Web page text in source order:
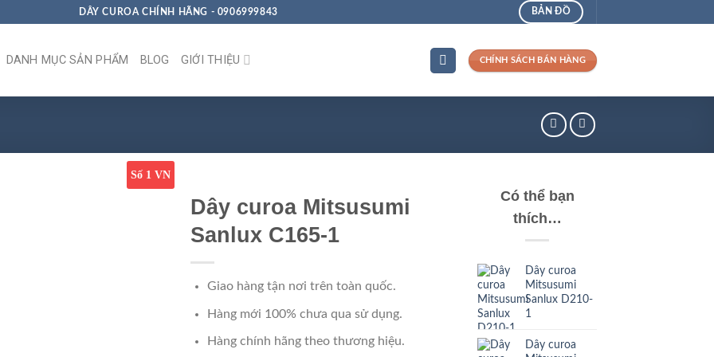
DÂY CUROA CHÍNH HÃNG - 0906999843 BẢN ĐỒ
DANH MỤC SẢN PHẨM BLOG GIỚI THIỆU CHÍNH SÁCH BÁN HÀNG
Số 1 VN
Dây curoa Mitsusumi
Sanlux C165-1
Giao hàng tận nơi trên toàn quốc.
Hàng mới 100% chưa qua sử dụng.
Hàng chính hãng theo thương hiệu.
Có thể bạn
thích…
Dây curoa
Mitsusumi
Sanlux D210-
1
Dây curoa